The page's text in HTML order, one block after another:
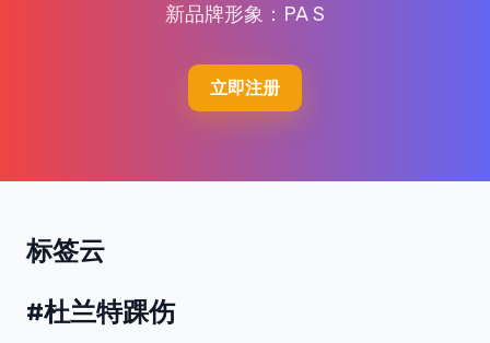
新品牌形象：PA S
立即注册
标签云
#杜兰特踝伤